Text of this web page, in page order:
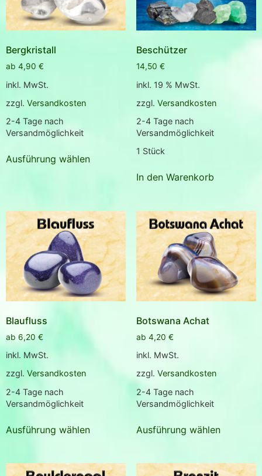
Bergkristall
ab 4,90 €
inkl. MwSt.
zzgl. Versandkosten
2-4 Tage nach
Versandmöglichkeit
Ausführung wählen
Beschützer
14,50 €
inkl. 19 % MwSt.
zzgl. Versandkosten
2-4 Tage nach
Versandmöglichkeit
1 Stück
In den Warenkorb
Blaufluss
ab 6,20 €
inkl. MwSt.
zzgl. Versandkosten
2-4 Tage nach
Versandmöglichkeit
Ausführung wählen
Botswana Achat
ab 4,20 €
inkl. MwSt.
zzgl. Versandkosten
2-4 Tage nach
Versandmöglichkeit
Ausführung wählen